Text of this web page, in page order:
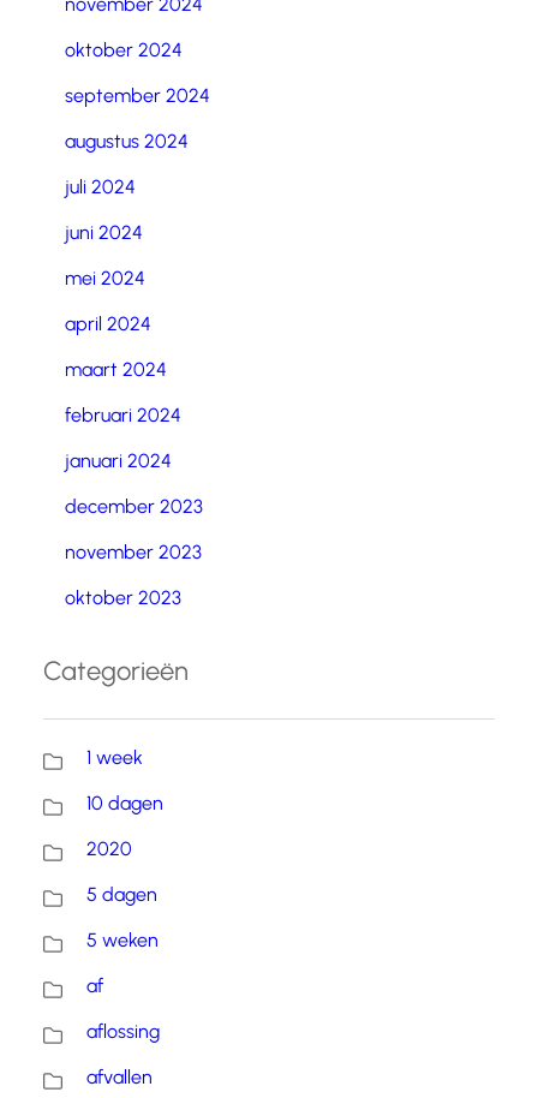
oktober 2024
september 2024
augustus 2024
juli 2024
juni 2024
mei 2024
april 2024
maart 2024
februari 2024
januari 2024
december 2023
november 2023
oktober 2023
Categorieën
1 week
10 dagen
2020
5 dagen
5 weken
af
aflossing
afvallen